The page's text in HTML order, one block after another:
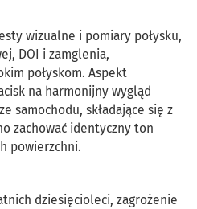
wizualne i pomiary połysku,
DOI i zamglenia,
połyskom. Aspekt
na harmonijny wygląd
samochodu, składające się z
zachować identyczny ton
powierzchni.
dziesięcioleci, zagrożenie